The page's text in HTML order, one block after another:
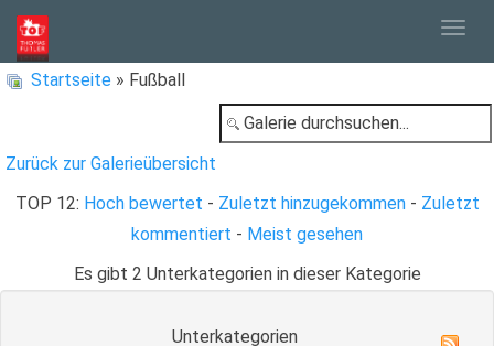
Startseite » Fußball
Zurück zur Galerieübersicht
TOP 12: Hoch bewertet - Zuletzt hinzugekommen- Zuletzt
kommentiert - Meist gesehen
Es gibt 2 Unterkategorien in dieser Kategorie
Unterkategorien